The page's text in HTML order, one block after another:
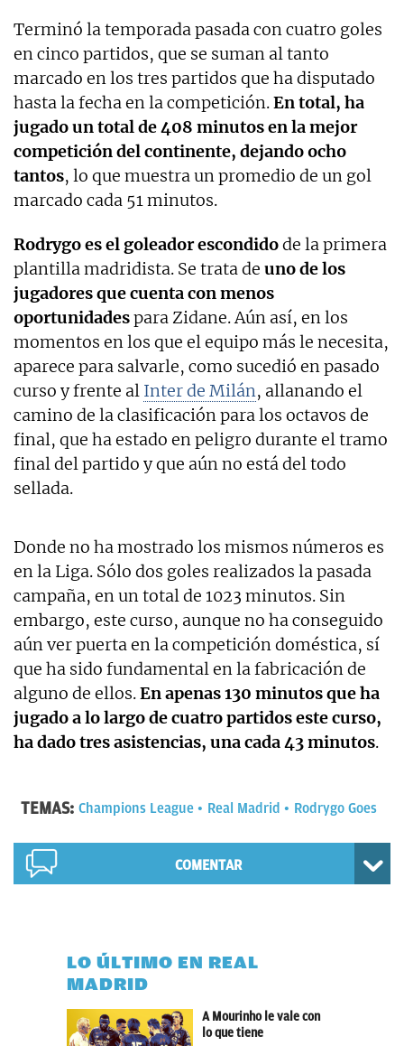
Terminó la temporada pasada con cuatro goles
en cinco partidos, que se suman al tanto
marcado en los tres partidos que ha disputado
hasta la fecha en la competición.En total, ha
jugado un total de 408 minutos en la mejor
competición del continente, dejando ocho
tantos, lo que muestra un promedio de un gol
marcado cada 51 minutos.
Rodrygo es el goleador escondidode la primera
plantilla madridista. Se trata de uno de los
jugadores que cuenta con menos
oportunidadespara Zidane. Aún así, en los
momentos en los que el equipo más le necesita,
aparece para salvarle, como sucedió en pasado
curso y frente al Inter de Milán, allanando el
camino de la clasificación para los octavos de
final, que ha estado en peligro durante el tramo
final del partido y que aún no está del todo
sellada.
Donde no ha mostrado los mismos números es
en la Liga. Sólo dos goles realizados la pasada
campaña, en un total de 1023 minutos. Sin
embargo, este curso, aunque no ha conseguido
aún ver puerta en la competición doméstica, sí
que ha sido fundamental en la fabricación de
alguno de ellos.En apenas 130 minutos que ha
jugado a lo largo de cuatro partidos este curso,
ha dado tres asistencias, una cada 43 minutos.
TEMAS: Champions League Real Madrid Rodrygo Goes
COMENTAR
LO ÚLTIMO EN REAL
MADRID
A Mourinho le vale con
lo que tiene